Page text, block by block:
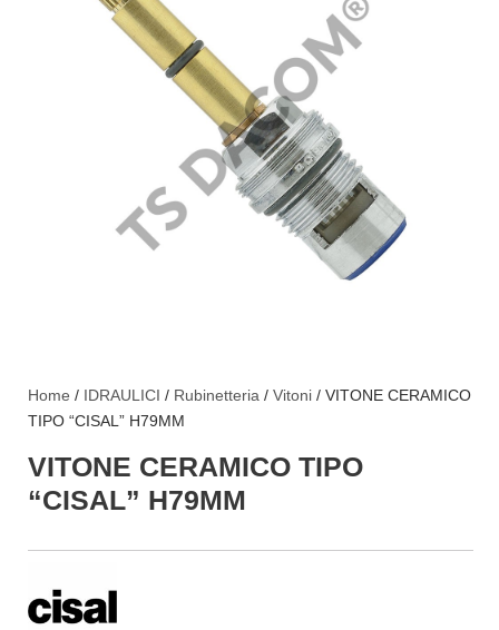
Home / IDRAULICI / Rubinetteria / Vitoni / VITONE CERAMICO
TIPO “CISAL” H79MM
VITONE CERAMICO TIPO
“CISAL” H79MM